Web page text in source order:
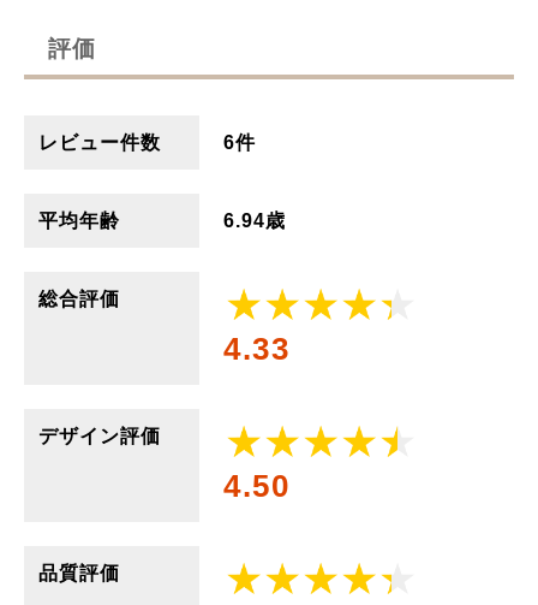
評価
レビュー件数 6件
平均年齢 6.94歳
総合評価
4.33
デザイン評価
4.50
品質評価